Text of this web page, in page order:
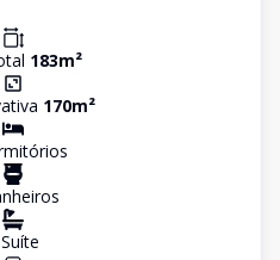
183m²
170m²
s
s
Suíte